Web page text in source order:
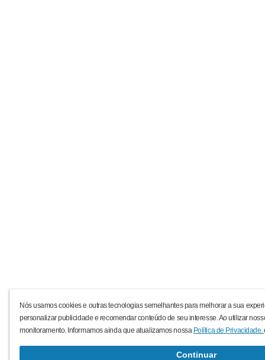
Nós usamos cookies e outras tecnologias semelhantes para melhorar a sua
personalizar publicidade e recomendar conteúdo de seu interesse. Ao utilizar
monitoramento. Informamos ainda que atualizamos nossa Política de Privacidade.
Continuar